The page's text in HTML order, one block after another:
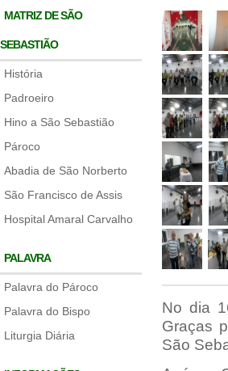
MATRIZ DE SÃO
SEBASTIÃO
História
Padroeiro
Hino a São Sebastião
Pároco
Abadia de São Norberto
São Francisco de Assis
Hospital Amaral Carvalho
PALAVRA
Palavra do Pároco
Palavra do Bispo
Liturgia Diária
No dia
Graças
São